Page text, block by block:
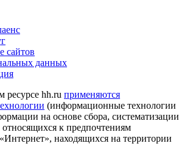
сайтов
данных
hh.ru применяются
(информационные технологии
на основе сбора, систематизации
относящихся к предпочтениям
находящихся на территории